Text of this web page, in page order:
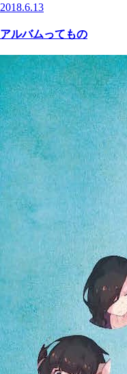
2018.6.13
アルバムってもの